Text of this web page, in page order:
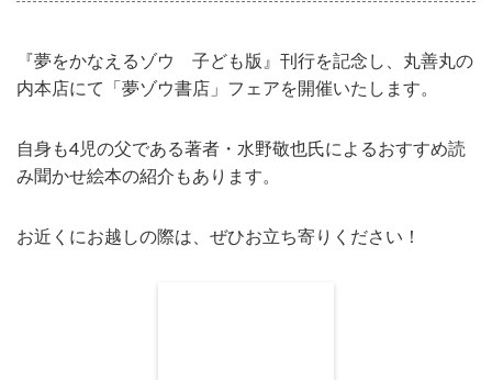
『夢をかなえるゾウ 子ども版』刊行を記念し、丸善丸の
内本店にて「夢ゾウ書店」フェアを開催いたします。
自身も4児の父である著者・水野敬也氏によるおすすめ読
み聞かせ絵本の紹介もあります。
お近くにお越しの際は、ぜひお立ち寄りください！